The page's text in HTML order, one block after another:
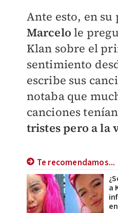
Ante esto, en su
Marcelole
Klan sobre el
sentimiento
escribe sus
notaba que
canciones tenían
tristes pero a la
Te recomendamos...
a